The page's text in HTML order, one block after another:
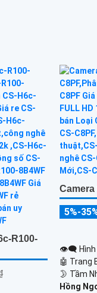
R100-
Camera
5%-
👁️‍🗨 Hình
🤖️ Trang
🌛 Tầm
Hồng